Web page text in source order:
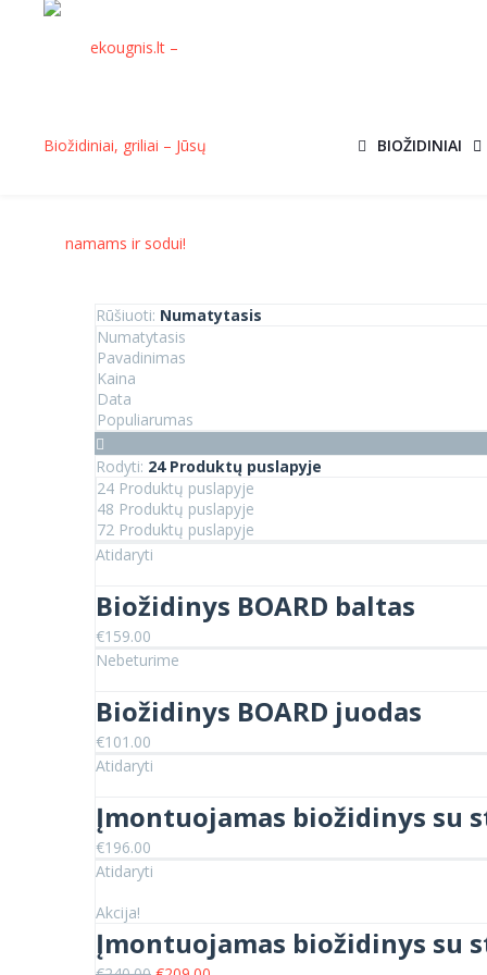
BIOŽIDINIAI
Rūšiuoti: Numatytasis
Numatytasis
Pavadinimas
Kaina
Data
Populiarumas
Rodyti: 24 Produktų puslapyje
24 Produktų puslapyje
48 Produktų puslapyje
72 Produktų puslapyje
Atidaryti
Biožidinys BOARD baltas
€159.00
Nebeturime
Biožidinys BOARD juodas
€101.00
Atidaryti
Įmontuojamas biožidinys su
€196.00
Atidaryti
Akcija!
Įmontuojamas biožidinys su